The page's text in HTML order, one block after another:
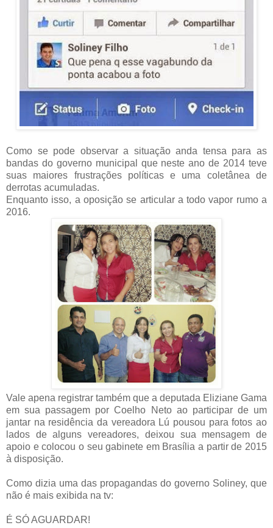
Como se pode observar a situação anda tensa para as
bandas do governo municipal que neste ano de 2014 teve
suas maiores frustrações políticas e uma coletânea de
derrotas acumuladas.
Enquanto isso, a oposição se articular a todo vapor rumo a
2016.
Vale apena registrar também que a deputada Eliziane Gama
em sua passagem por Coelho Neto ao participar de um
jantar na residência da vereadora Lú pousou para fotos ao
lados de alguns vereadores, deixou sua mensagem de
apoio e colocou o seu gabinete em Brasília a partir de 2015
à disposição.
Como dizia uma das propagandas do governo Soliney, que
não é mais exibida na tv:
É SÓ AGUARDAR!